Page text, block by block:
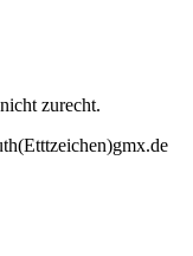
zurecht.